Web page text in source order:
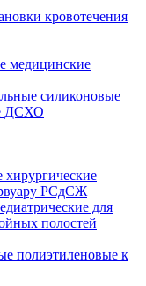
кровотечения
медицинские
силиконовые
ДСХО
РСдСЖ
для
полостей
полиэтиленовые к